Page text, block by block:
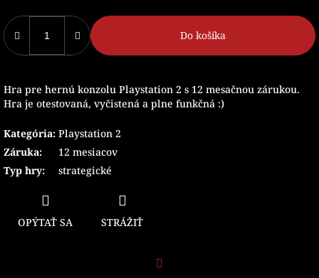
Do košíka
Hra pre hernú konzolu Playstation 2 s 12 mesačnou zárukou.
Hra je otestovaná, vyčistená a plne funkčná :)
Kategória: Playstation 2
Záruka:
12 mesiacov
Typ hry: strategické
OPÝTAŤ SA STRÁŽIŤ